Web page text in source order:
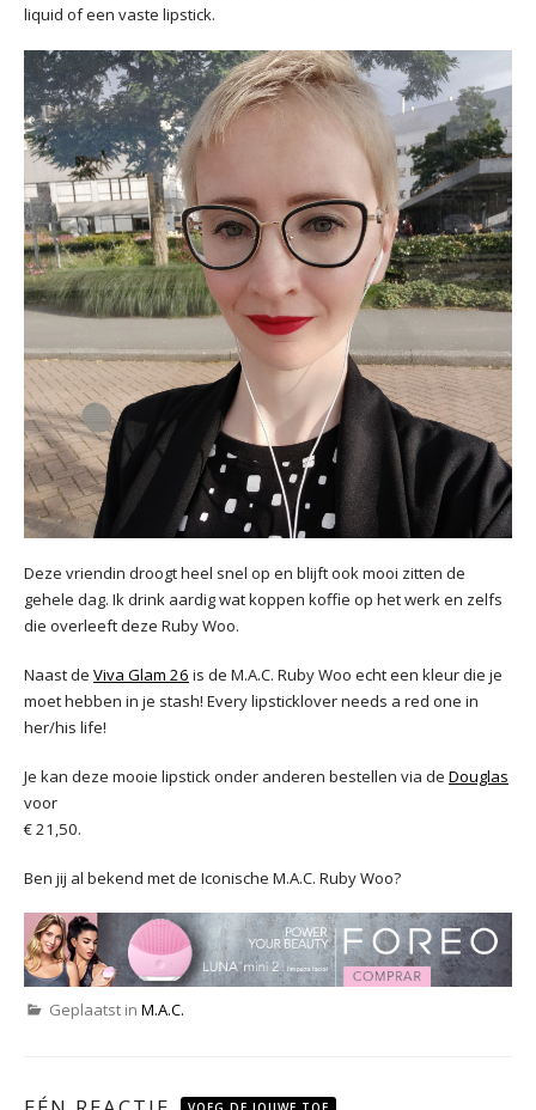
liquid of een vaste lipstick.
Deze vriendin droogt heel snel op en blijft ook mooi zitten de
gehele dag. Ik drink aardig wat koppen koffie op het werk en zelfs
die overleeft deze Ruby Woo.
Naast de Viva Glam 26 is de M.A.C. Ruby Woo echt een kleur die je
moet hebben in je stash! Every lipsticklover needs a red one in
her/his life!
Je kan deze mooie lipstick onder anderen bestellen via de Douglas
voor
€ 21,50.
Ben jij al bekend met de Iconische M.A.C. Ruby Woo?
Geplaatst in M.A.C.